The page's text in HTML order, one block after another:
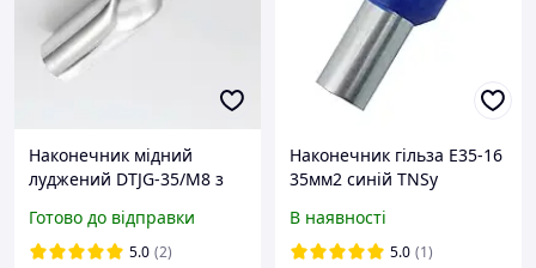
Наконечник мідний
луджений DTJG-35/M8 з
Systems
Готово до відправки
5.0 (2)
Наконечник гільза Е35-16
35мм2 синій TNSy
В наявності
5.0 (1)